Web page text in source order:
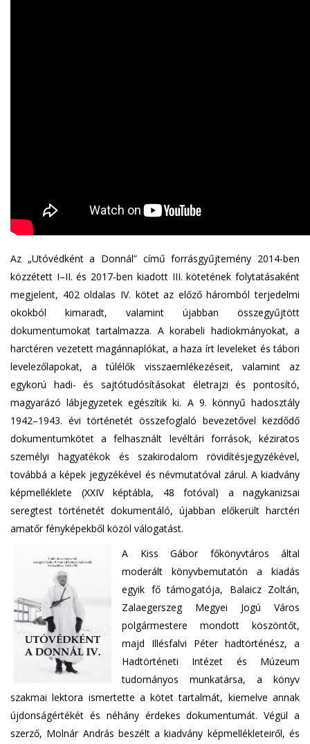
Az „Utóvédként a Donnál” című forrásgyűjtemény 2014-ben
közzétett I–II. és 2017-ben kiadott III. kötetének folytatásaként
megjelent, 402 oldalas IV. kötet az előző háromból terjedelmi
okokból kimaradt, valamint újabban összegyűjtött
dokumentumokat tartalmazza. A korabeli hadiokmányokat, a
harctéren vezetett magánnaplókat, a haza írt leveleket és tábori
levelezőlapokat, a túlélők visszaemlékezéseit, valamint az
egykorú hadi- és sajtótudósításokat életrajzi és pontosító,
magyarázó lábjegyzetek egészítik ki. A 9. könnyű hadosztály
1942–1943. évi történetét összefoglaló bevezetővel kezdődő
dokumentumkötet a felhasznált levéltári források, kéziratos
személyi hagyatékok és szakirodalom rövidítésjegyzékével,
továbbá a képek jegyzékével és névmutatóval zárul. A kiadvány
képmelléklete (XXIV képtábla, 48 fotóval) a nagykanizsai
seregtest történetét dokumentáló, újabban előkerült harctéri
amatőr fényképekből közöl válogatást.
A Kiss Gábor főkönyvtáros által
moderált könyvbemutatón a kiadás
egyik fő támogatója, Balaicz Zoltán,
Zalaegerszeg Megyei Jogú Város
polgármestere mondott köszöntőt,
majd Illésfalvi Péter hadtörténész, a
Hadtörténeti Intézet és Múzeum
tudományos munkatársa, a könyv
szakmai lektora ismertette a kötet tartalmát, kiemelve annak
újdonságértékét és néhány érdekes dokumentumát. Végül a
szerző, Molnár András beszélt a kiadvány képmellékleteiről, és